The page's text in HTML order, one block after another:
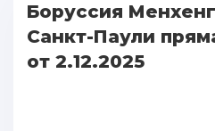
Боруссия
Санкт-Паули
от 2.12.2025